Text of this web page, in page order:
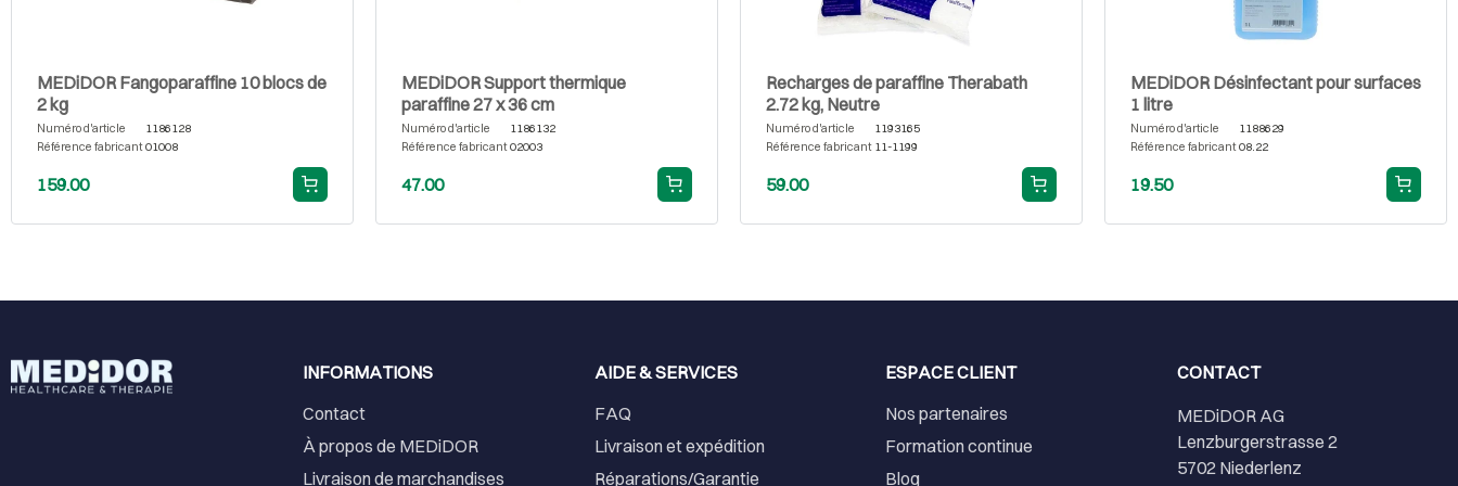
MEDiDOR Fangoparaffine 10 blocs de
2 kg
Numéro d'article
1186128
Référence fabricant 01008
159.00
MEDiDOR Support thermique
paraffine 27 x 36 cm
Numéro d'article
1186132
Référence fabricant 02003
47.00
Recharges de paraffine Therabath
2.72 kg, Neutre
Numéro d'article
1193165
Référence fabricant 11-1199
59.00
MEDiDOR Désinfectant pour surfaces
1 litre
Numéro d'article
1188629
Référence fabricant 08.22
19.50
INFORMATIONS
Contact
À propos de MEDiDOR
Livraison de marchandises
AIDE & SERVICES
FAQ
Livraison et expédition
Réparations/Garantie
ESPACE CLIENT
Nos partenaires
Formation continue
Blog
CONTACT
MEDiDOR AG
Lenzburgerstrasse 2
5702 Niederlenz